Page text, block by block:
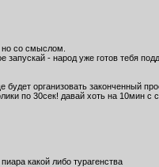
но со смыслом.
запускай - народ уже готов тебя
будет организовать законченный
по 30сек! давай хоть на 10мин с
какой либо турагенства